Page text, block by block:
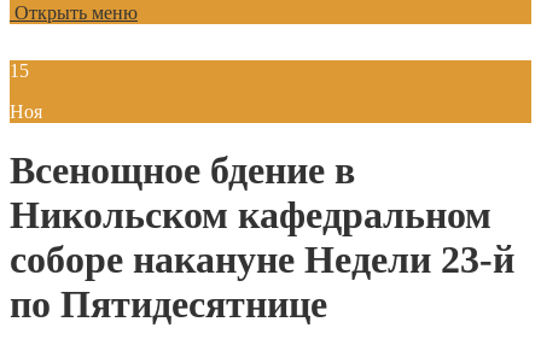
Открыть меню
15
Ноя
Всенощное бдение в
Никольском кафедральном
соборе накануне Недели 23-й
по Пятидесятнице